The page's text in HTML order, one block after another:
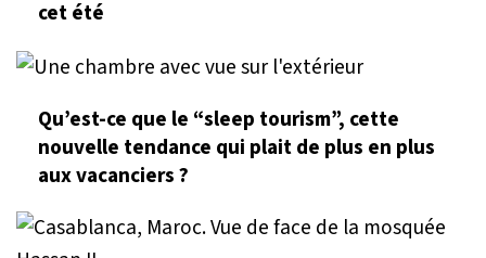
cet été
Qu’est-ce que le “sleep tourism”, cette
nouvelle tendance qui plait de plus en plus
aux vacanciers ?